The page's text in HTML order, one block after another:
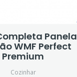
Panela
WMF Perfect
Premium
Cozinhar